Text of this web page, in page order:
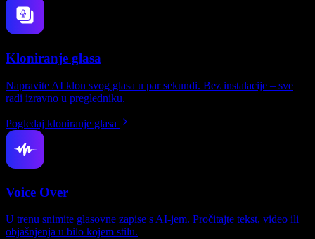
Kloniranje glasa
Napravite AI klon svog glasa u par sekundi. Bez instalacije – sve
radi izravno u pregledniku.
Pogledaj kloniranje glasa
Voice Over
U trenu snimite glasovne zapise s AI-jem. Pročitajte tekst, video ili
objašnjenja u bilo kojem stilu.